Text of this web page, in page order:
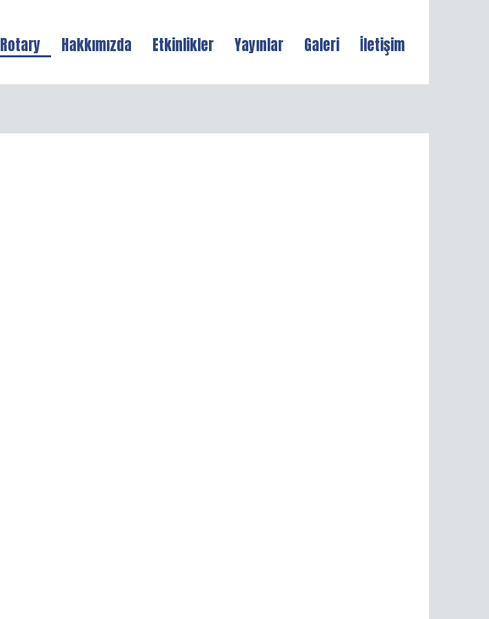
Rotary Hakkımızda Etkinlikler Yayınlar Galeri İletişim